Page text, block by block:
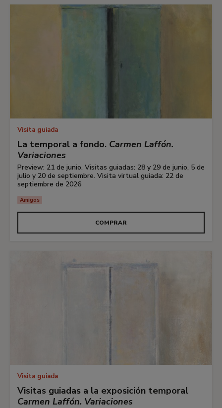
Visita guiada
La temporal a fondo. Carmen Laffón.
Variaciones
Preview: 21 de junio. Visitas guiadas: 28 y 29 de junio, 5 de
julio y 20 de septiembre. Visita virtual guiada: 22 de
septiembre de 2026
Amigos
COMPRAR
Visita guiada
Visitas guiadas a la exposición temporal
Carmen Laffón. Variaciones